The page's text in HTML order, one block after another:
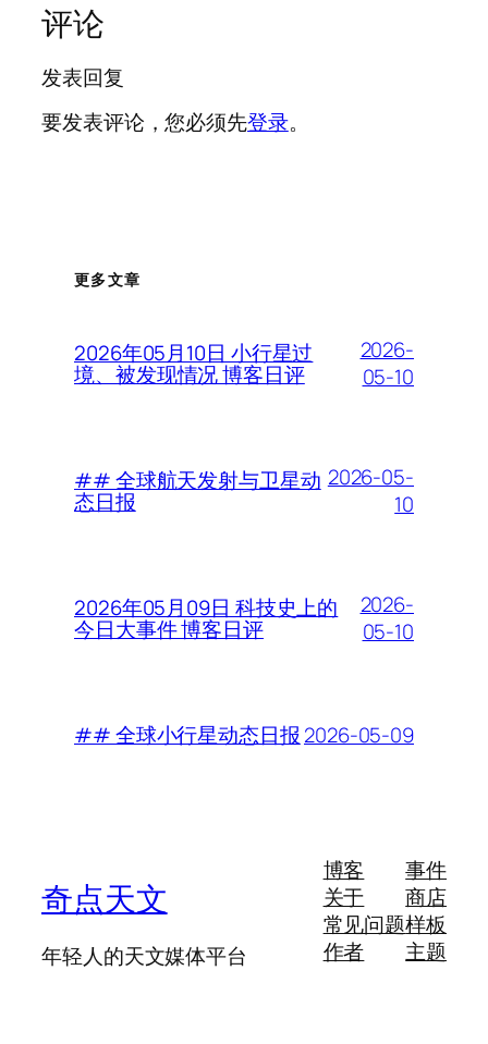
评论
发表回复
要发表评论，您必须先登录。
更多文章
2026年05月10日 小行星过
境、被发现情况 博客日评
2026-
05-10
## 全球航天发射与卫星动
态日报
2026-05-
10
2026年05月09日 科技史上的
今日大事件 博客日评
2026-
05-10
## 全球小行星动态日报2026-05-09
奇点天文
年轻人的天文媒体平台
博客
关于
常见问题
作者
事件
商店
样板
主题